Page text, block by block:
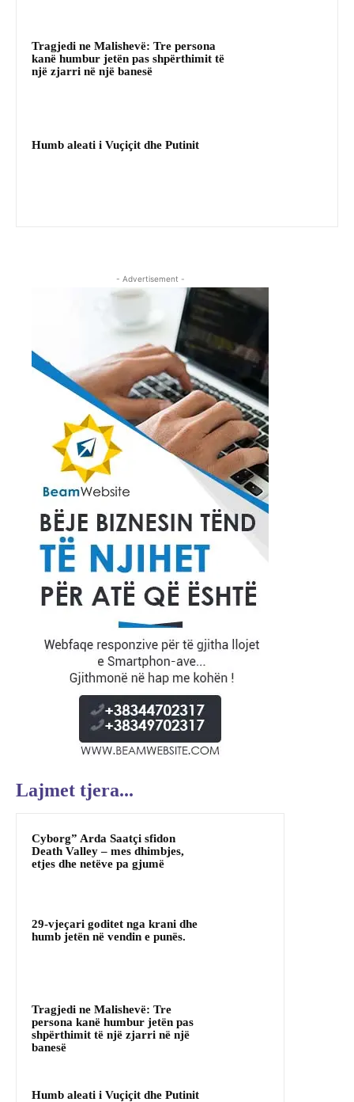
Tragjedi ne Malishevë: Tre persona
kanë humbur jetën pas shpërthimit të
një zjarri në një banesë
Humb aleati i Vuçiçit dhe Putinit
- Advertisement -
Lajmet tjera...
Cyborg” Arda Saatçi sfidon
Death Valley – mes dhimbjes,
etjes dhe netëve pa gjumë
29-vjeçari goditet nga krani dhe
humb jetën në vendin e punës.
Tragjedi ne Malishevë: Tre
persona kanë humbur jetën pas
shpërthimit të një zjarri në një
banesë
Humb aleati i Vuçiçit dhe Putinit